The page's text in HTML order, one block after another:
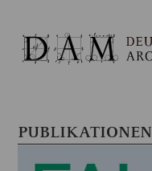
PUBLIKATIONEN